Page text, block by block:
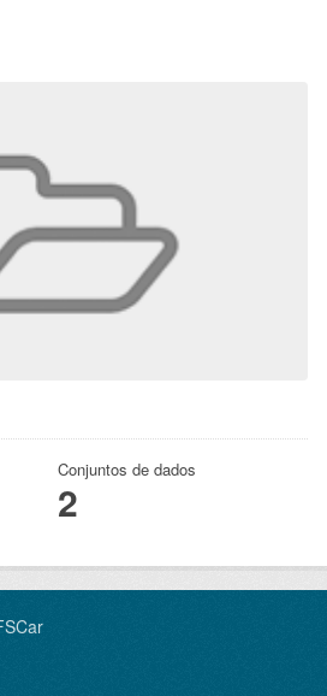
Conjuntos de dados
2